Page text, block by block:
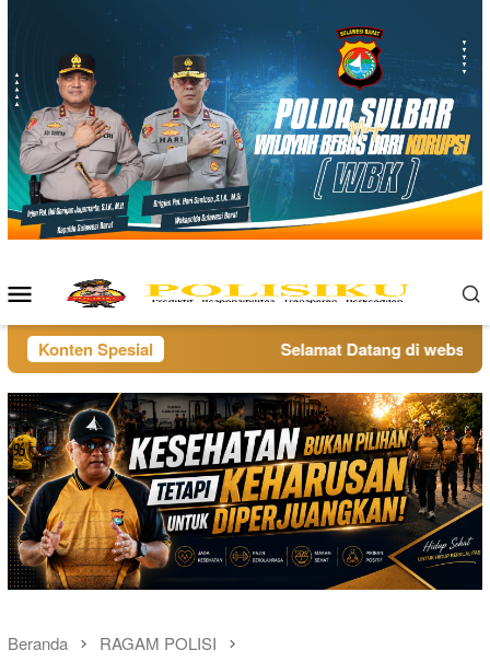
Menu
Mobile
Konten Spesial Selamat Datang di website
Beranda RAGAM POLISI